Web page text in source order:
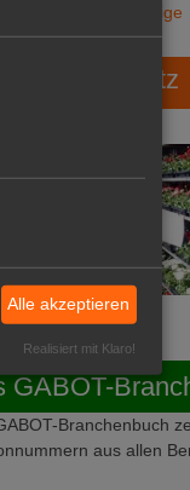
zur Anzeige
Marktplatz
GABOT-
Branchenbuch
aus allen
Alle akzeptieren
Realisiert mit Klaro!